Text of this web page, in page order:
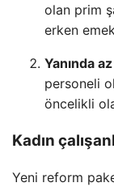
olan prim
erken
Yanında
personeli
öncelikli
Kadın
Yeni reform